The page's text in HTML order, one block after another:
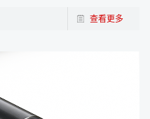
但在性能特点和适用场景上
查看更多